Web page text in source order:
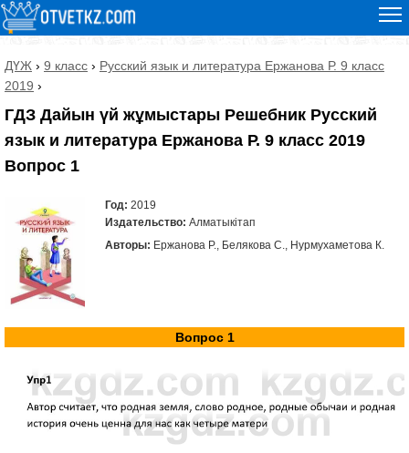
ДҮЖ › 9 класс › Русский язык и литература Ержанова Р. 9 класс
2019 ›
ГДЗ Дайын үй жұмыстары Решебник Русский
язык и литература Ержанова Р. 9 класс 2019
Вопрос 1
Год: 2019
Издательство: Алматыкітап
Авторы: Ержанова Р., Белякова С., Нурмухаметова К.
Вопрос 1